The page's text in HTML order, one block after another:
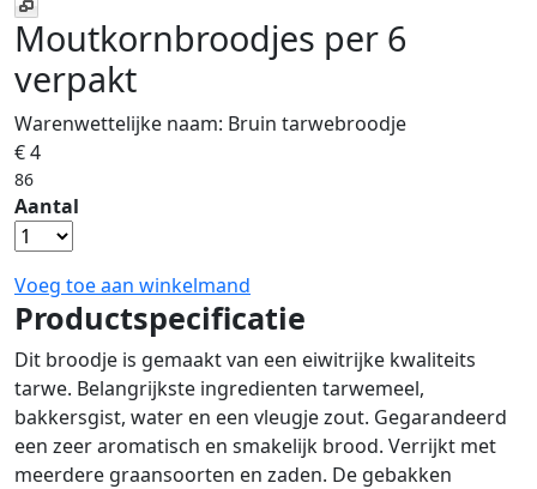
Moutkornbroodjes per 6
verpakt
Warenwettelijke naam: Bruin tarwebroodje
€ 4
86
Aantal
Voeg toe aan winkelmand
Productspecificatie
Dit broodje is gemaakt van een eiwitrijke kwaliteits
tarwe. Belangrijkste ingredienten tarwemeel,
bakkersgist, water en een vleugje zout. Gegarandeerd
een zeer aromatisch en smakelijk brood. Verrijkt met
meerdere graansoorten en zaden. De gebakken